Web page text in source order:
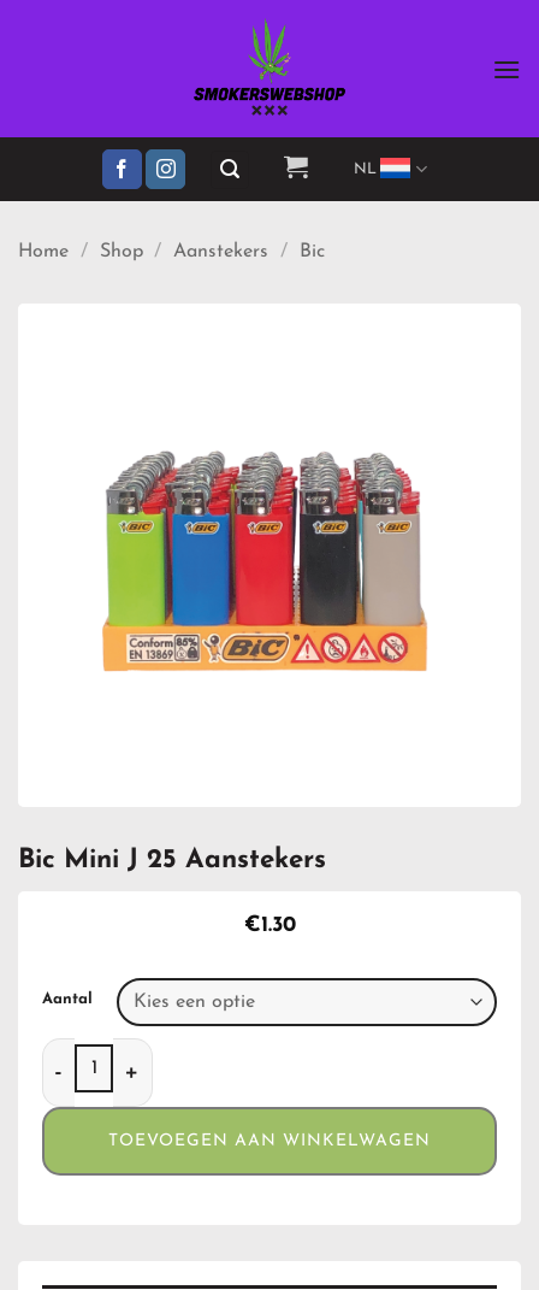
NL
Home / Shop / Aanstekers / Bic
Bic Mini J 25 Aanstekers
€1.30
Aantal
Bic Mini J 25 Aanstekers aantal
TOEVOEGEN AAN WINKELWAGEN